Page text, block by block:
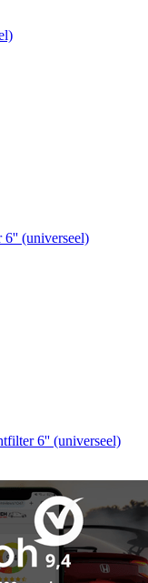
(universeel)
6'' (universeel)